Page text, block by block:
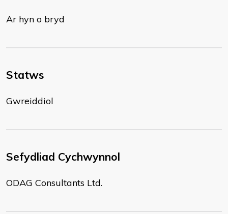
Ar hyn o bryd
Statws
Gwreiddiol
Sefydliad Cychwynnol
ODAG Consultants Ltd.